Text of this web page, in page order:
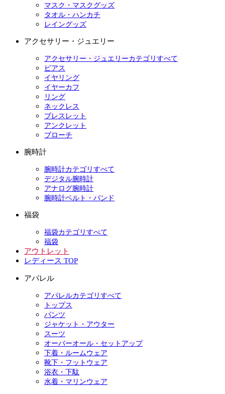
マスク・マスクグッズ
タオル・ハンカチ
レイングッズ
アクセサリー・ジュエリー
アクセサリー・ジュエリーカテゴリすべて
ピアス
イヤリング
イヤーカフ
リング
ネックレス
ブレスレット
アンクレット
ブローチ
腕時計
腕時計カテゴリすべて
デジタル腕時計
アナログ腕時計
腕時計ベルト・バンド
福袋
福袋カテゴリすべて
福袋
アウトレット
レディース TOP
アパレル
アパレルカテゴリすべて
トップス
パンツ
ジャケット・アウター
スーツ
オーバーオール・セットアップ
下着・ルームウェア
靴下・フットウェア
浴衣・下駄
水着・マリンウェア